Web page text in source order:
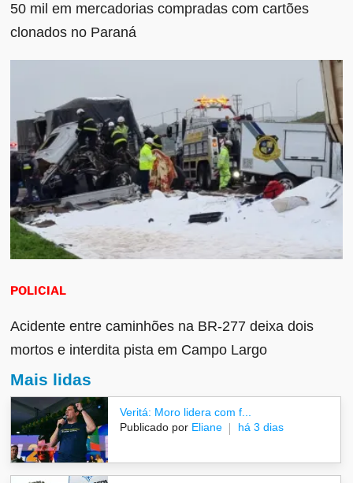
50 mil em mercadorias compradas com cartões
clonados no Paraná
POLICIAL
Acidente entre caminhões na BR-277 deixa dois
mortos e interdita pista em Campo Largo
Mais lidas
Veritá: Moro lidera com f...
Publicado por Eliane há 3 dias